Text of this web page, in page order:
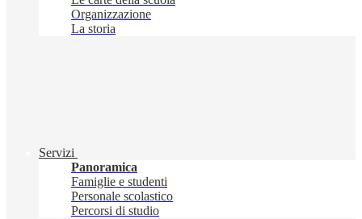
Organizzazione
La storia
Servizi
Panoramica
Famiglie e studenti
Personale scolastico
Percorsi di studio